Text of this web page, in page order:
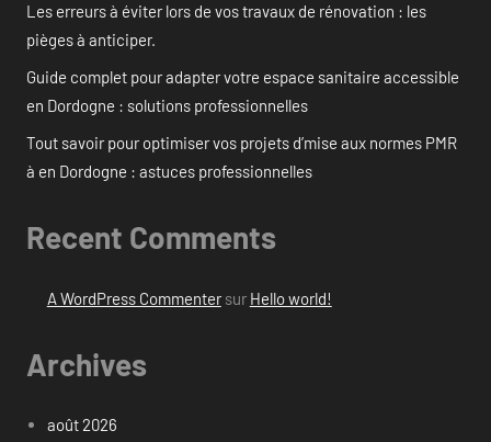
Les erreurs à éviter lors de vos travaux de rénovation : les
pièges à anticiper.
Guide complet pour adapter votre espace sanitaire accessible
en Dordogne : solutions professionnelles
Tout savoir pour optimiser vos projets d’mise aux normes PMR
à en Dordogne : astuces professionnelles
Recent Comments
A WordPress Commentersur Hello world!
Archives
août 2026